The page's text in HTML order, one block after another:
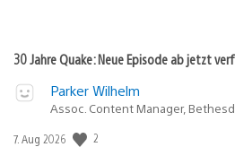
30 Jahre Quake: Neue Episode ab jetzt
Parker Wilhelm
Assoc. Content Manager,
Veröffentlichungsdatum:
7. Aug 2026 2